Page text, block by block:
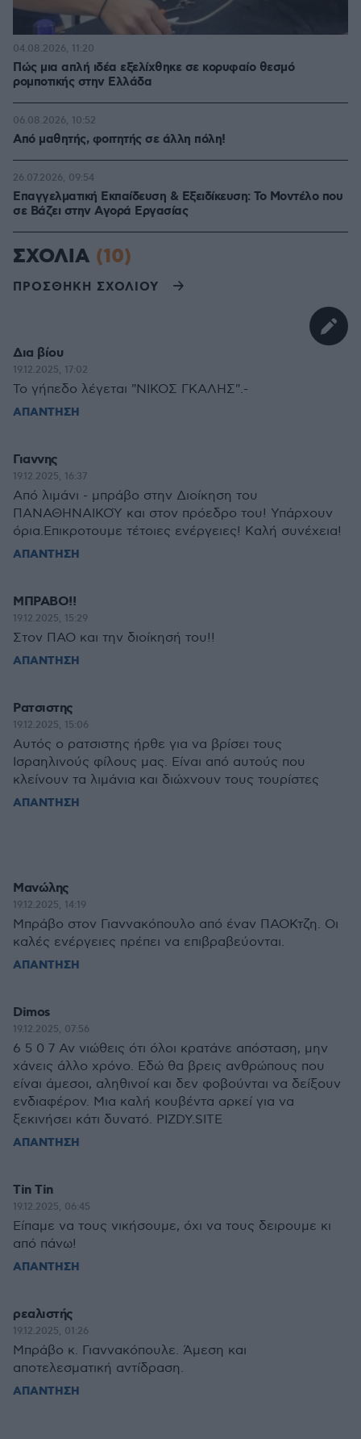
Πώς μια απλή ιδέα εξελίχθηκε σε κορυφαίο θεσμό
ρομποτικής στην Ελλάδα
04.08.2026, 11:20
Από μαθητής, φοιτητής σε άλλη πόλη!
06.08.2026, 10:52
Επαγγελματική Εκπαίδευση & Εξειδίκευση: Το Mοντέλο που
σε Bάζει στην Aγορά Eργασίας
26.07.2026, 09:54
ΣΧΟΛΙΑ (10)
ΠΡΟΣΘΗΚΗ ΣΧΟΛΙΟΥ
Δια βίου
19.12.2025, 17:02
Το γήπεδο λέγεται "ΝΙΚΟΣ ΓΚΑΛΗΣ".-
ΑΠΑΝΤΗΣΗ
Γιαννης
19.12.2025, 16:37
Από λιμάνι - μπράβο στην Διοίκηση του
ΠΑΝΑΘΗΝΑΙΚΟΎ και στον πρόεδρο του! Υπάρχουν
όρια.Επικροτουμε τέτοιες ενέργειες! Καλή συνέχεια!
ΑΠΑΝΤΗΣΗ
ΜΠΡΑΒΟ!!
19.12.2025, 15:29
Στον ΠΑΟ και την διοίκησή του!!
ΑΠΑΝΤΗΣΗ
Ρατσιστης
19.12.2025, 15:06
Αυτός ο ρατσιστης ήρθε για να βρίσει τους
Ισραηλινούς φίλους μας. Είναι από αυτούς που
κλείνουν τα λιμάνια και διώχνουν τους τουρίστες
ΑΠΑΝΤΗΣΗ
Μανώλης
19.12.2025, 14:19
Μπράβο στον Γιαννακόπουλο από έναν ΠΑΟΚτζη. Οι
καλές ενέργειες πρέπει να επιβραβεύονται.
ΑΠΑΝΤΗΣΗ
Dimos
19.12.2025, 07:56
6 5 0 7 Αν νιώθεις ότι όλοι κρατάνε απόσταση, μην
χάνεις άλλο χρόνο. Εδώ θα βρεις ανθρώπους που
είναι άμεσοι, αληθινοί και δεν φοβούνται να δείξουν
ενδιαφέρον. Μια καλή κουβέντα αρκεί για να
ξεκινήσει κάτι δυνατό. PIZDY.SITE
ΑΠΑΝΤΗΣΗ
Tin Tin
19.12.2025, 06:45
Είπαμε να τους νικήσουμε, όχι να τους δειρουμε κι
από πάνω!
ΑΠΑΝΤΗΣΗ
ρεαλιστής
19.12.2025, 01:26
Μπράβο κ. Γιαννακόπουλε. Άμεση και
αποτελεσματική αντίδραση.
ΑΠΑΝΤΗΣΗ